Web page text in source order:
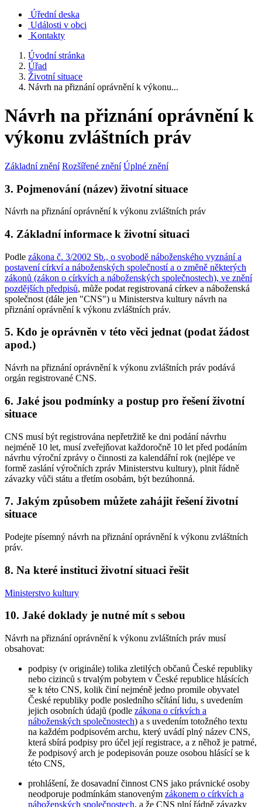
Úřední deska
Události v obci
Kontakty
Úvodní stránka
Úřad
Životní situace
Návrh na přiznání oprávnění k výkonu...
Návrh na přiznání oprávnění k
výkonu zvláštních práv
Základní znění Rozšířené znění Úplné znění
3. Pojmenování (název) životní situace
Návrh na přiznání oprávnění k výkonu zvláštních práv
4. Základní informace k životní situaci
Podle zákona č. 3/2002 Sb., o svobodě náboženského vyznání a
postavení církví a náboženských společností a o změně některých
zákonů (zákon o církvích a náboženských společnostech), ve znění
pozdějších předpisů, může podat registrovaná církev a náboženská
společnost (dále jen "CNS") u Ministerstva kultury návrh na
přiznání oprávnění k výkonu zvláštních práv.
5. Kdo je oprávněn v této věci jednat (podat žádost
apod.)
Návrh na přiznání oprávnění k výkonu zvláštních práv podává
orgán registrované CNS.
6. Jaké jsou podmínky a postup pro řešení životní
situace
CNS musí být registrována nepřetržitě ke dni podání návrhu
nejméně 10 let, musí zveřejňovat každoročně 10 let před podáním
návrhu výroční zprávy o činnosti za kalendářní rok (nejlépe ve
formě zaslání výročních zpráv Ministerstvu kultury), plnit řádně
závazky vůči státu a třetím osobám, být bezúhonná.
7. Jakým způsobem můžete zahájit řešení životní
situace
Podejte písemný návrh na přiznání oprávnění k výkonu zvláštních
práv.
8. Na které instituci životní situaci řešit
Ministerstvo kultury
10. Jaké doklady je nutné mít s sebou
Návrh na přiznání oprávnění k výkonu zvláštních práv musí
obsahovat:
podpisy (v originále) tolika zletilých občanů České republiky
nebo cizinců s trvalým pobytem v České republice hlásících
se k této CNS, kolik činí nejméně jedno promile obyvatel
České republiky podle posledního sčítání lidu, s uvedením
jejich osobních údajů (podle zákona o církvích a
náboženských společnostech) a s uvedením totožného textu
na každém podpisovém archu, který uvádí plný název CNS,
která sbírá podpisy pro účel její registrace, a z něhož je patrné,
že podpisový arch je podepisován pouze osobou hlásící se k
této CNS,
prohlášení, že dosavadní činnost CNS jako právnické osoby
neodporuje podmínkám stanoveným zákonem o církvích a
náboženských společnostech, a že CNS plní řádně závazky